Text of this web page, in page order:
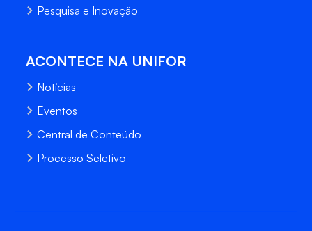
Pesquisa e Inovação
ACONTECE NA UNIFOR
Notícias
Eventos
Central de Conteúdo
Processo Seletivo